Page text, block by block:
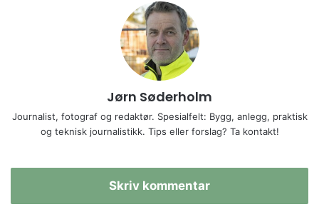
Jørn Søderholm
Journalist, fotograf og redaktør. Spesialfelt: Bygg, anlegg, praktisk
og teknisk journalistikk. Tips eller forslag? Ta kontakt!
Skriv kommentar